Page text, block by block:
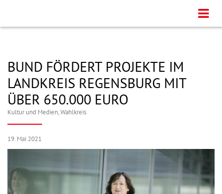
BUND FÖRDERT PROJEKTE IM
LANDKREIS REGENSBURG MIT
ÜBER 650.000 EURO
Kultur und Medien,Wahlkreis
19. Mai 2021